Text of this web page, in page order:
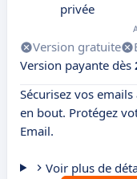
privée
Version gratuite
Version payante dès
Sécurisez vos
en bout. Protégez
Email.
Voir plus de